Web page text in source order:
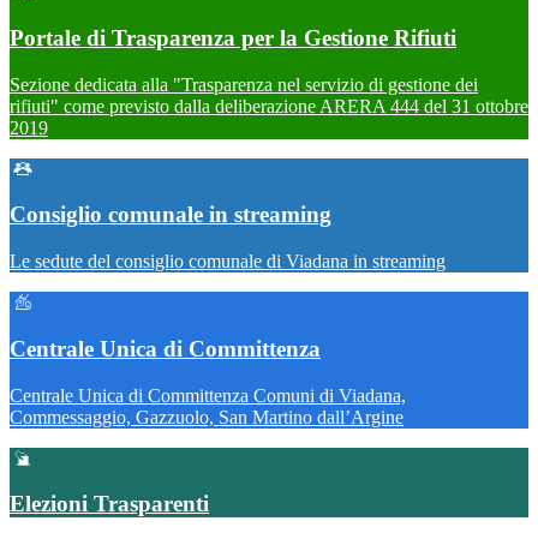
Portale di Trasparenza per la Gestione Rifiuti
Sezione dedicata alla "Trasparenza nel servizio di gestione dei
rifiuti" come previsto dalla deliberazione ARERA 444 del 31 ottobre
2019
Consiglio comunale in streaming
Le sedute del consiglio comunale di Viadana in streaming
Centrale Unica di Committenza
Centrale Unica di Committenza Comuni di Viadana,
Commessaggio, Gazzuolo, San Martino dall’Argine
Elezioni Trasparenti